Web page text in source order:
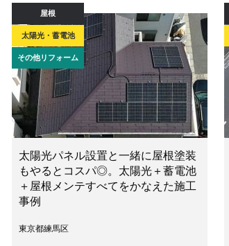
屋根
太陽光・蓄電池
その他リフォーム
太陽光パネル設置と一緒に屋根塗装
もやるとコスパ◎。太陽光＋蓄電池
＋屋根メンテすべてをかなえた施工
事例
東京都練馬区